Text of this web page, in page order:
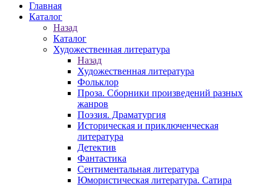
Главная
Каталог
Назад
Каталог
Художественная литература
Назад
Художественная литература
Фольклор
Проза. Сборники произведений разных
жанров
Поэзия. Драматургия
Историческая и приключенческая
литература
Детектив
Фантастика
Сентиментальная литература
Юмористическая литература. Сатира